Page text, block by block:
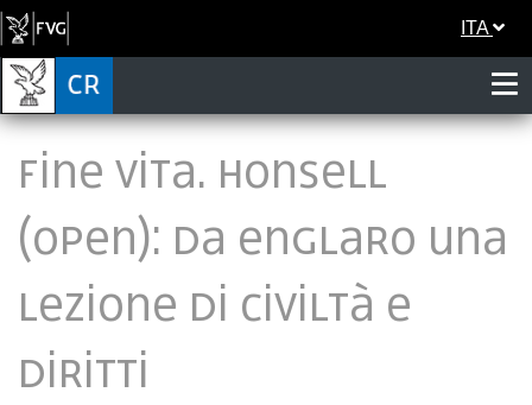
ITA
FINE VITA. HONSELL
(OPEN): DA ENGLARO UNA
LEZIONE DI CIVILTÀ E
DIRITTI